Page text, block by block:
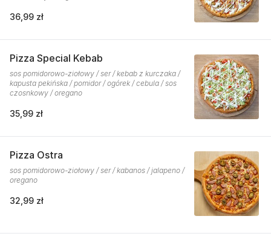
36,99 zł
Pizza Special Kebab
sos pomidorowo-ziołowy / ser / kebab z kurczaka /
kapusta pekińska / pomidor / ogórek / cebula / sos
czosnkowy / oregano
35,99 zł
Pizza Ostra
sos pomidorowo-ziołowy / ser / kabanos / jalapeno /
oregano
32,99 zł